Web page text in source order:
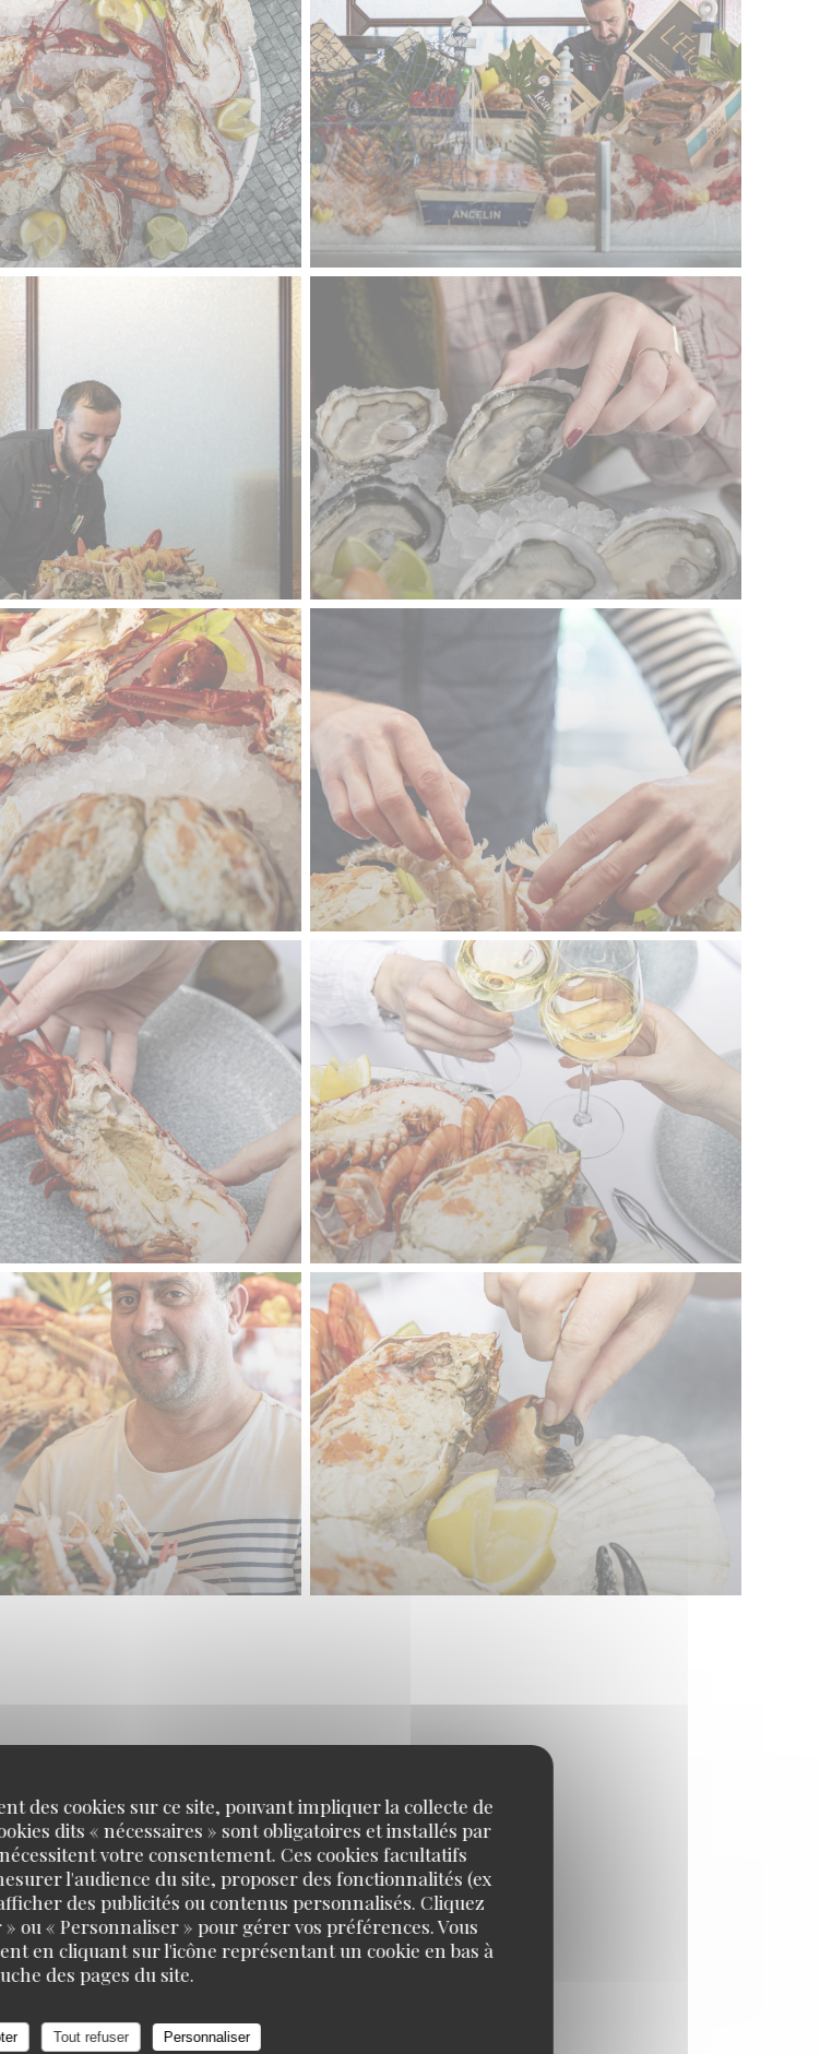
des cookies sur ce site, pouvant impliquer la collecte de
dits « nécessaires » sont obligatoires et installés par
votre consentement. Ces cookies facultatifs
l'audience du site, proposer des fonctionnalités (ex
des publicités ou contenus personnalisés. Cliquez
ou « Personnaliser » pour gérer vos préférences. Vous
en cliquant sur l'icône représentant un cookie en bas à
des pages du site.
Tout refuser Personnaliser
La Cuisine